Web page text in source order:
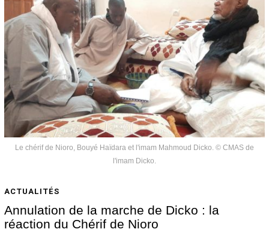
Le chérif de Nioro, Bouyé Haïdara et l'imam Mahmoud Dicko. © CMAS de
l'imam Dicko.
ACTUALITÉS
Annulation de la marche de Dicko : la
réaction du Chérif de Nioro